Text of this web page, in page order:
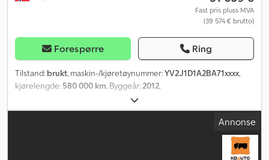
Fast pris pluss MVA
(39 574 € brutto)
Forespørre Ring
Tilstand: brukt, maskin-/kjøretøynummer:YV2J1D1A2BA71xxxx,
kjørelengde: 580 000 km , Byggeår: 2012
Annonse